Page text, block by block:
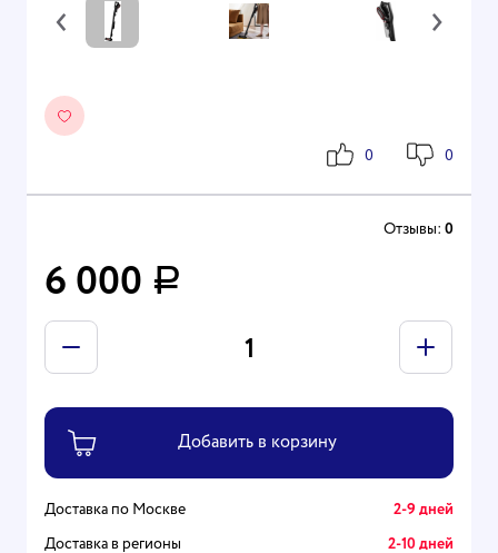
‹ ›
0 0
Отзывы: 0
6 000 Р
Доставка по Москве 2-9 дней
Доставка в регионы 2-10 дней